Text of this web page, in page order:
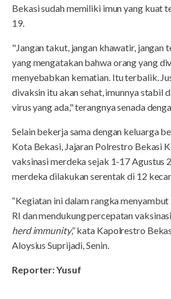
Bekasi sudah memiliki imun yang kuat
19.
"Jangan takut, jangan khawatir, jangan
yang mengatakan bahwa orang yang
menyebabkan kematian. Itu terbalik.
divaksin itu akan sehat, imunnya stabil
virus yang ada," terangnya senada
Selain bekerja sama dengan keluarga
Kota Bekasi, Jajaran Polrestro Bekasi
vaksinasi merdeka sejak 1-17 Agustus
merdeka dilakukan serentak di 12
“Kegiatan ini dalam rangka
RI dan mendukung percepatan
herd immunity,” kata Kapolrestro
Aloysius Suprijadi, Senin.
Reporter: Yusuf